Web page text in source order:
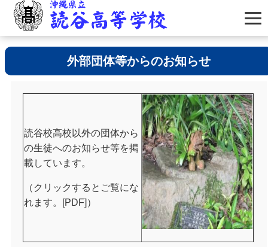
外部団体等からのお知らせ
読谷校高校以外の団体から
の生徒へのお知らせ等を掲
載しています。
（クリックするとご覧にな
れます。[PDF]）